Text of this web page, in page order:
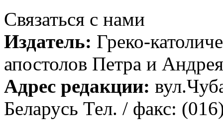
Связаться с нами
Издатель: Греко-
апостолов Петра и
Адрес редакции:
Беларусь Тел. / факс: